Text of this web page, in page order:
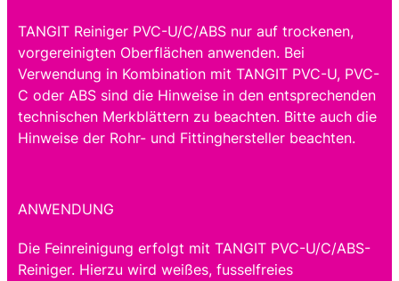
TANGIT Reiniger PVC-U/C/ABS nur auf trockenen,
vorgereinigten Oberflächen anwenden. Bei
Verwendung in Kombination mit TANGIT PVC-U, PVC-
C oder ABS sind die Hinweise in den entsprechenden
technischen Merkblättern zu beachten. Bitte auch die
Hinweise der Rohr- und Fittinghersteller beachten.
ANWENDUNG
Die Feinreinigung erfolgt mit TANGIT PVC-U/C/ABS-
Reiniger. Hierzu wird weißes, fusselfreies